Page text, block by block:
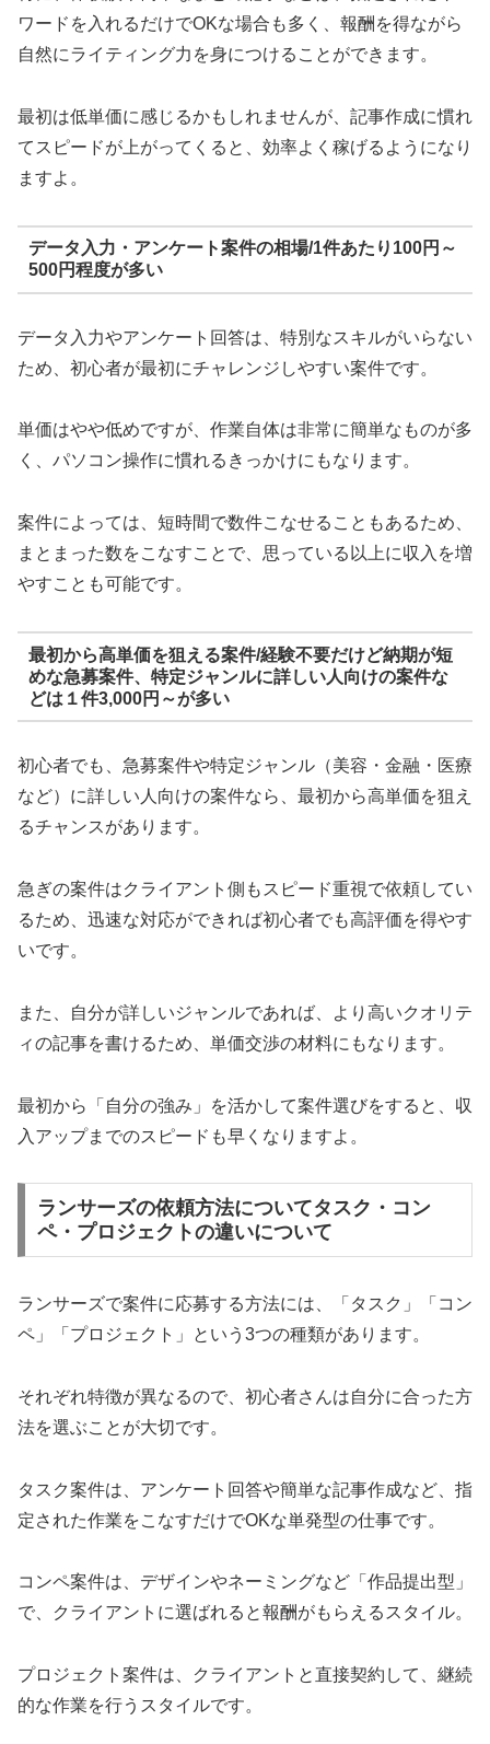
ワードを入れるだけでOKな場合も多く、報酬を得ながら
自然にライティング力を身につけることができます。
最初は低単価に感じるかもしれませんが、記事作成に慣れ
てスピードが上がってくると、効率よく稼げるようになり
ますよ。
データ入力・アンケート案件の相場/1件あたり100円～
500円程度が多い
データ入力やアンケート回答は、特別なスキルがいらない
ため、初心者が最初にチャレンジしやすい案件です。
単価はやや低めですが、作業自体は非常に簡単なものが多
く、パソコン操作に慣れるきっかけにもなります。
案件によっては、短時間で数件こなせることもあるため、
まとまった数をこなすことで、思っている以上に収入を増
やすことも可能です。
最初から高単価を狙える案件/経験不要だけど納期が短
めな急募案件、特定ジャンルに詳しい人向けの案件な
どは１件3,000円～が多い
初心者でも、急募案件や特定ジャンル（美容・金融・医療
など）に詳しい人向けの案件なら、最初から高単価を狙え
るチャンスがあります。
急ぎの案件はクライアント側もスピード重視で依頼してい
るため、迅速な対応ができれば初心者でも高評価を得やす
いです。
また、自分が詳しいジャンルであれば、より高いクオリテ
ィの記事を書けるため、単価交渉の材料にもなります。
最初から「自分の強み」を活かして案件選びをすると、収
入アップまでのスピードも早くなりますよ。
ランサーズの依頼方法についてタスク・コン
ペ・プロジェクトの違いについて
ランサーズで案件に応募する方法には、「タスク」「コン
ペ」「プロジェクト」という3つの種類があります。
それぞれ特徴が異なるので、初心者さんは自分に合った方
法を選ぶことが大切です。
タスク案件は、アンケート回答や簡単な記事作成など、指
定された作業をこなすだけでOKな単発型の仕事です。
コンペ案件は、デザインやネーミングなど「作品提出型」
で、クライアントに選ばれると報酬がもらえるスタイル。
プロジェクト案件は、クライアントと直接契約して、継続
的な作業を行うスタイルです。